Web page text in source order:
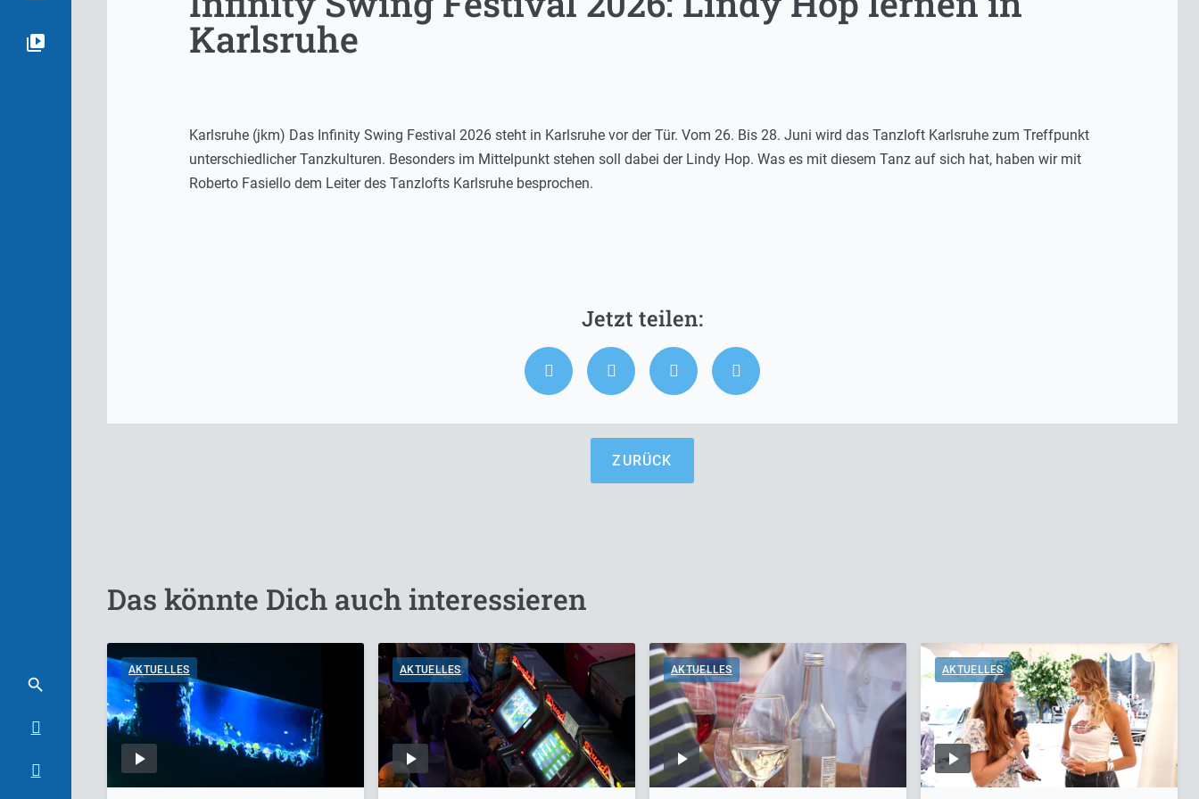
Karlsruhe
Karlsruhe (jkm) Das Infinity Swing Festival 2026 steht in Karlsruhe vor der Tür. Vom 26. Bis 28. Juni wird das Tanzloft Karlsruhe zum Treffpunkt
unterschiedlicher Tanzkulturen. Besonders im Mittelpunkt stehen soll dabei der Lindy Hop. Was es mit diesem Tanz auf sich hat, haben wir mit
Roberto Fasiello dem Leiter des Tanzlofts Karlsruhe besprochen.
ZURÜCK
Das könnte Dich auch interessieren
AKTUELLES AKTUELLES AKTUELLES AKTUELLES